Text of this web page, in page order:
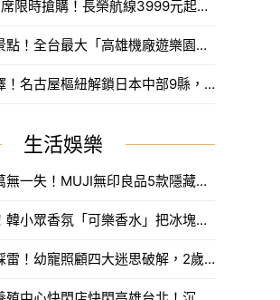
機票與鬼滅VIP席限時搶購！長榮航線3999元起，中信兄弟主題套票8月7日開賣攻略。
開箱全新親子景點！全台最大「高雄機廠遊樂園區」8/8開幕，攀岩場、戲水區30項設施免費玩。
秋季旅日新選擇！名古屋樞紐解鎖日本中部9縣，搶先預訂父親節孝親賞楓之旅。
生活娛樂
出國有這些就萬無一失！MUJI無印良品5款隱藏版「旅遊好物」，可摺疊室內拖坐飛機外宿都超推。
清涼感神還原！韓小眾香氛「可樂香水」把冰塊與碳酸氣泡鎖進瓶子裡，一噴解饞還零卡路里。
照顧毛小孩別踩雷！幼寵照顧四大迷思破解，2歲貓咪潔牙技巧全攻略。